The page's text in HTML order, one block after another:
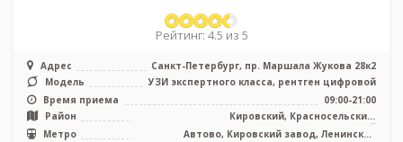
Рейтинг: 4.5 из 5
Адрес
Санкт-Петербург, пр. Маршала Жукова 28к2
Модель
УЗИ экспертного класса, рентген цифровой
Время приема
09:00-21:00
Район
Кировский, Красносельский,
Петродворцовый
Метро
Автово, Кировский завод, Ленинский